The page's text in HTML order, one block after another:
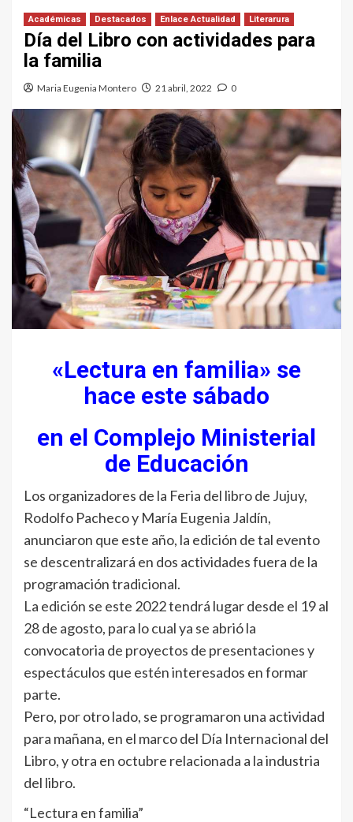
Académicas Destacados Enlace Actualidad Literarura
Día del Libro con actividades para
la familia
Maria Eugenia Montero 21 abril, 2022 0
«Lectura en familia» se
hace este sábado
en el Complejo Ministerial
de Educación
Los organizadores de la Feria del libro de Jujuy,
Rodolfo Pacheco y María Eugenia Jaldín,
anunciaron que este año, la edición de tal evento
se descentralizará en dos actividades fuera de la
programación tradicional.
La edición se este 2022 tendrá lugar desde el 19 al
28 de agosto, para lo cual ya se abrió la
convocatoria de proyectos de presentaciones y
espectáculos que estén interesados en formar
parte.
Pero, por otro lado, se programaron una actividad
para mañana, en el marco del Día Internacional del
Libro, y otra en octubre relacionada a la industria
del libro.
“Lectura en familia”